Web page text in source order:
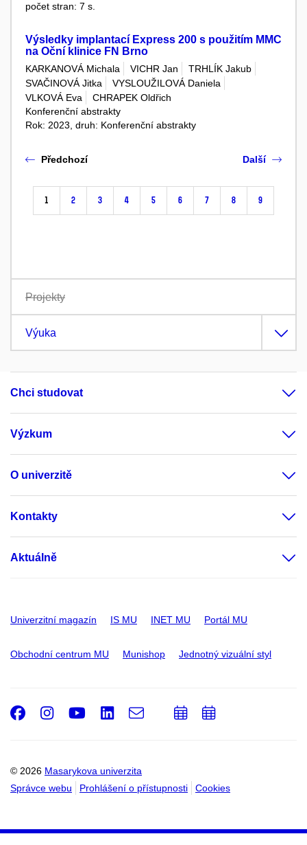
počet stran: 7 s.
Výsledky implantací Express 200 s použitím MMC
na Oční klinice FN Brno
KARKANOVÁ Michala VICHR Jan
TRHLÍK Jakub
SVAČINOVÁ Jitka
VYSLOUŽILOVÁ Daniela
VLKOVÁ Eva
CHRAPEK Oldřich
Konferenční abstrakty
Rok: 2023, druh: Konferenční abstrakty
Předchozí
1 2 3 4 5 6 7 8 9
Další
Projekty
Výuka
Chci studovat
Výzkum
O univerzitě
Kontakty
Aktuálně
Univerzitní magazín IS MU INET MU Portál MU
Obchodní centrum MU Munishop Jednotný vizuální styl
© 2026 Masarykova univerzita
Správce webu
Prohlášení o přístupnosti Cookies
Facebook
Instagram
Youtube
LinkedIn
e-
PřidatPřidat